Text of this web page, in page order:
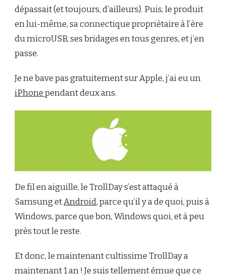
dépassait (et toujours, d’ailleurs). Puis, le produit
en lui-même, sa connectique propriétaire à l’ère
du microUSB, ses bridages en tous genres, et j’en
passe.
Je ne bave pas gratuitement sur Apple, j’ai eu un
iPhonependant deux ans.
De fil en aiguille, le TrollDay s’est attaqué à
Samsung etAndroid, parce qu’il y a de quoi, puis à
Windows, parce que bon, Windows quoi, et à peu
près tout le reste.
Et donc, le maintenant cultissime TrollDay a
maintenant 1 an ! Je suis tellement émue que ce